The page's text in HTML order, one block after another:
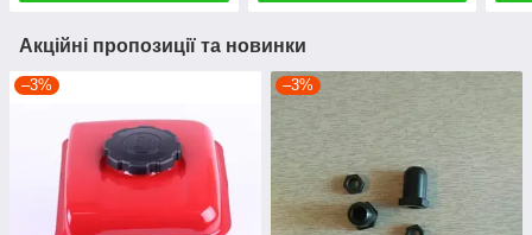
Акційні пропозиції та новинки
–3% –3%